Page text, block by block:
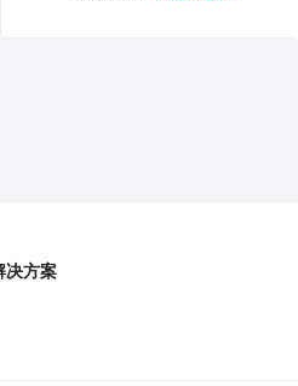
决方案